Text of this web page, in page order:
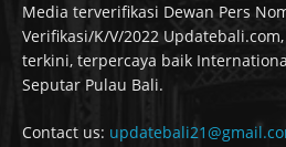
Media terverifikasi Dewan Pers
Verifikasi/K/V/2022
terkini, terpercaya baik
Seputar Pulau Bali.
Contact us: